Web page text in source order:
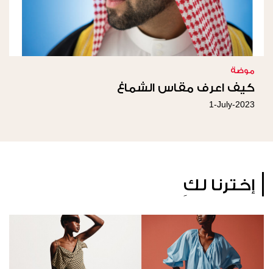
موضة
كيف اعرف مقاس الشماغ
1-July-2023
إخترنا لكِ